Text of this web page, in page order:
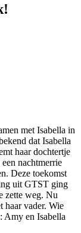
met Isabella in
dat Isabella
haar dochtertje
nachtmerrie
Deze toekomst
uit GTST ging
zette weg. Nu
haar vader. Wie
Amy en Isabella